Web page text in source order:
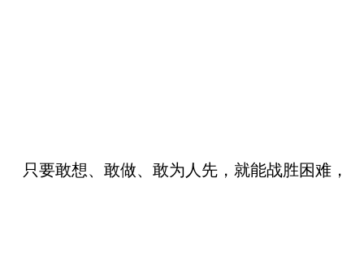
只要敢想、敢做、敢为人先，就能战胜困难，